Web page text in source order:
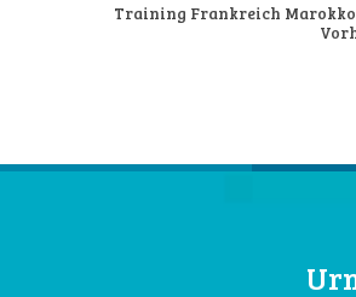
Training Frankreich